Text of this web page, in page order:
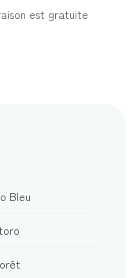
est gratuite
Bleu